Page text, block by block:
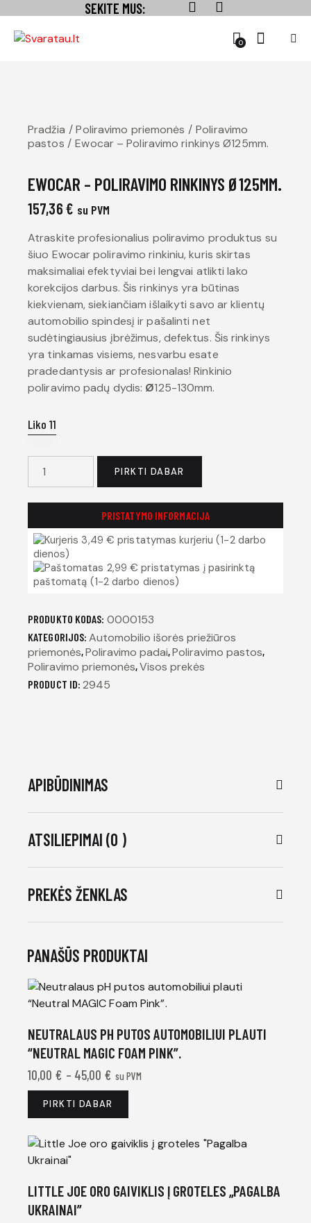
SEKITE MUS:
0
Pradžia Poliravimo priemonės
Poliravimo
pastos
Ewocar – Poliravimo rinkinys Ø125mm.
EWOCAR – POLIRAVIMO RINKINYS Ø125MM.
157,36€ su PVM
Atraskite profesionalius poliravimo produktus su
šiuo Ewocar poliravimo rinkiniu, kuris skirtas
maksimaliai efektyviai bei lengvai atlikti lako
korekcijos darbus. Šis rinkinys yra būtinas
kiekvienam, siekiančiam išlaikyti savo ar klientų
automobilio spindesį ir pašalinti net
sudėtingiausius įbrėžimus, defektus. Šis rinkinys
yra tinkamas visiems, nesvarbu esate
pradedantysis ar profesionalas! Rinkinio
poliravimo padų dydis: Ø125-130mm.
Liko 11
PIRKTI DABAR
PRISTATYMO INFORMACIJA
3,49 € pristatymas kurjeriu (1-2 darbo
dienos)
2,99 € pristatymas į pasirinktą
paštomatą (1-2 darbo dienos)
PRODUKTO KODAS: 0000153
KATEGORIJOS: Automobilio išorės priežiūros
priemonės,Poliravimo padai,Poliravimo pastos,
Poliravimo priemonės,Visos prekės
PRODUCT ID: 2945
APIBŪDINIMAS
ATSILIEPIMAI (0 )
PREKĖS ŽENKLAS
PANAŠŪS PRODUKTAI
NEUTRALAUS PH PUTOS AUTOMOBILIUI PLAUTI
“NEUTRAL MAGIC FOAM PINK”.
10,00 € – 45,00 € su PVM
PIRKTI DABAR
LITTLE JOE ORO GAIVIKLIS Į GROTELES „PAGALBA
UKRAINAI”